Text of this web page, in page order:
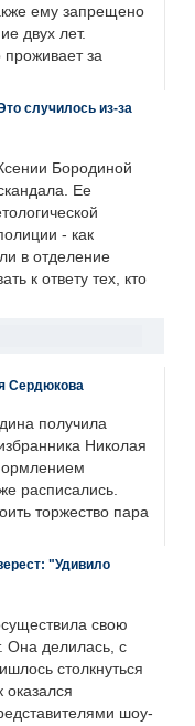
ему запрещено
двух лет.
проживает за
случилось из-за
Бородиной
Ее
- как
в отделение
к ответу тех, кто
Сердюкова
получила
Николая
расписались.
торжество пара
"Удивило
свою
Она делилась, с
столкнуться
оказался
шоу-